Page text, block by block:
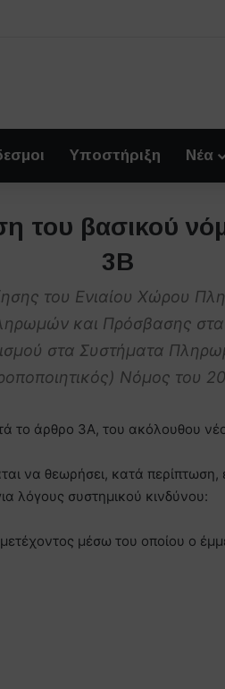
Υποστήριξη Νέα
του βασικού
3Β
του Ενιαίου Χώρου
και Πρόσβασης
στα Συστήματα
Νόμος του
το άρθρο 3Α, του ακόλουθου
να θεωρήσει, κατά περίπτωση,
λόγους συστημικού κινδύνου:
μέσω του οποίου ο